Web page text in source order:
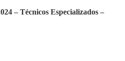
– Técnicos Especializados –